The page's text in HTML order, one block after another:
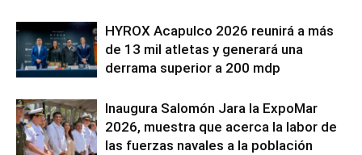
HYROX Acapulco 2026 reunirá a más
de 13 mil atletas y generará una
derrama superior a 200 mdp
Inaugura Salomón Jara la ExpoMar
2026, muestra que acerca la labor de
las fuerzas navales a la población